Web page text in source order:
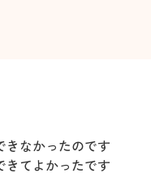
きなかったのです
きてよかったです